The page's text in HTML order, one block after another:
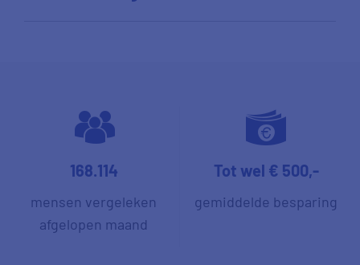
168.114
mensen vergeleken
afgelopen maand
Tot wel € 500,-
gemiddelde besparing